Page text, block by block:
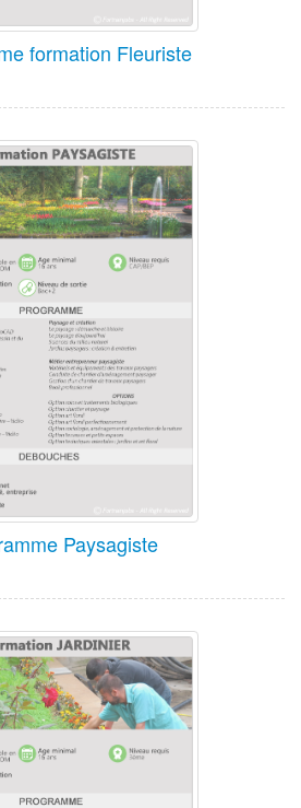
formation Fleuriste
Paysagiste